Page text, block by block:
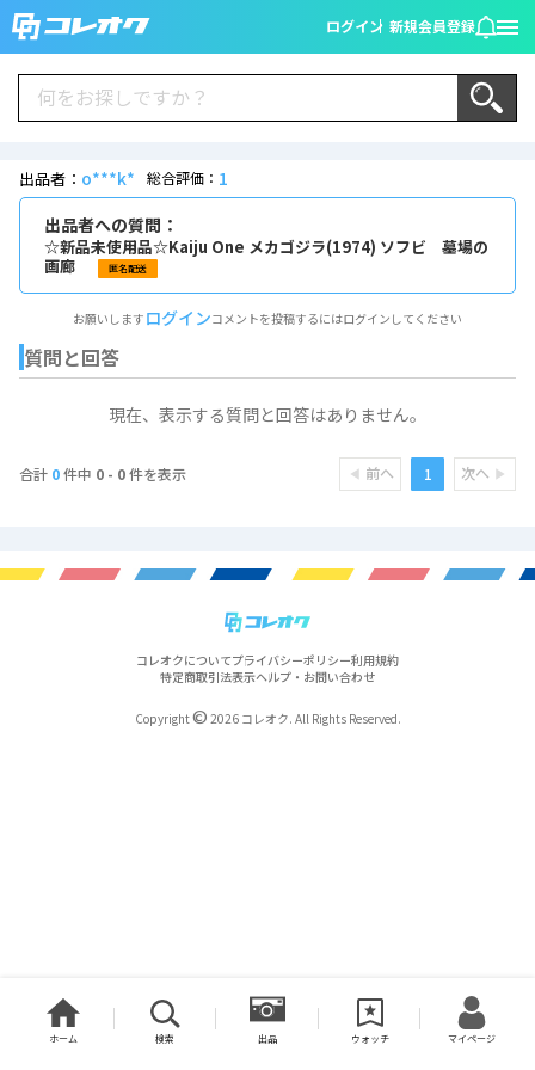
ログイン 新規会員登録
出品者： o***k* 総合評価： 1
出品者への質問：
☆新品未使用品☆Kaiju One メカゴジラ(1974) ソフビ 墓場の
画廊
匿名配送
お願いします ログインコメントを投稿するにはログインしてください
質問と回答
現在、表示する質問と回答はありません。
合計 0件中 0 - 0件を表示 前へ 1 次へ
コレオクについてプライバシーポリシー利用規約
特定商取引法表示ヘルプ・お問い合わせ
Copyright© 2026 コレオク. All Rights Reserved.
ホーム 検索 出品 ウォッチ マイページ